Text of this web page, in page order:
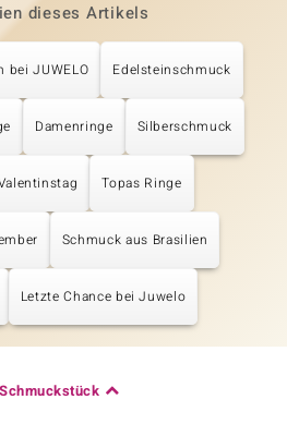
dieses Artikels
bei JUWELO Edelsteinschmuck
Damenringe Silberschmuck
Topas Ringe
Schmuck aus Brasilien
Letzte Chance bei Juwelo